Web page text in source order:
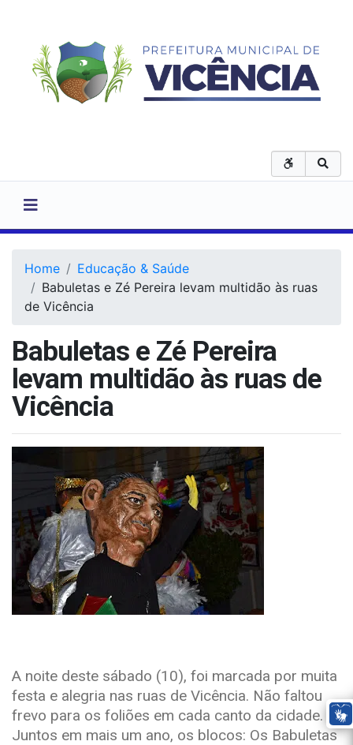
Home
Educação & Saúde
Babuletas e Zé Pereira levam multidão às ruas
de Vicência
Babuletas e Zé Pereira
levam multidão às ruas de
Vicência
A noite deste sábado (10), foi marcada por muita
festa e alegria nas ruas de Vicência. Não faltou
frevo para os foliões em cada canto da cidade.
Juntos em mais um ano, os blocos: Os Babuletas